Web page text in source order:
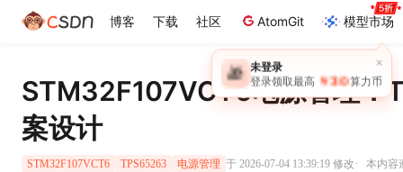
博客 下载 社区 AtomGit 模型市场
×
🎁 未登录
登录领取最高 ￥30 算力币
STM32F107VCT6电源管理：
案设计
STM32F107VCT6 TPS65263 电源管理 于 2026-07-04 13:39:19 修改· 本内容